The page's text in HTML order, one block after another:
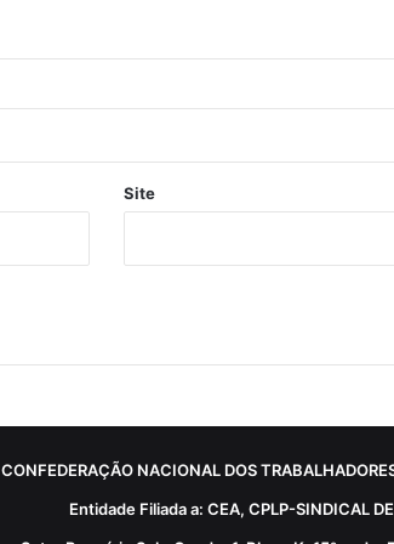
Site
CONFEDERAÇÃO NACIONAL DOS
Entidade Filiada a: CEA, CPLP-SINDICAL